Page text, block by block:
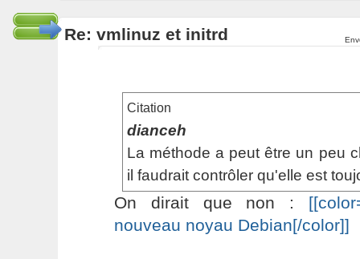
Re: vmlinuz et initrd
Citation
dianceh
La méthode a peut être un peu
il faudrait contrôler qu'elle est
On dirait que non :
nouveau noyau Debian[/color]]